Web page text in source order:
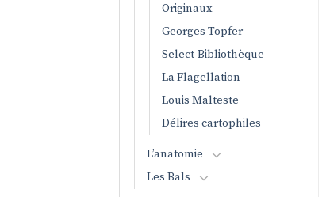
Originaux
Georges Topfer
Select-Bibliothèque
La Flagellation
Louis Malteste
Délires cartophiles
L’anatomie
Les Bals